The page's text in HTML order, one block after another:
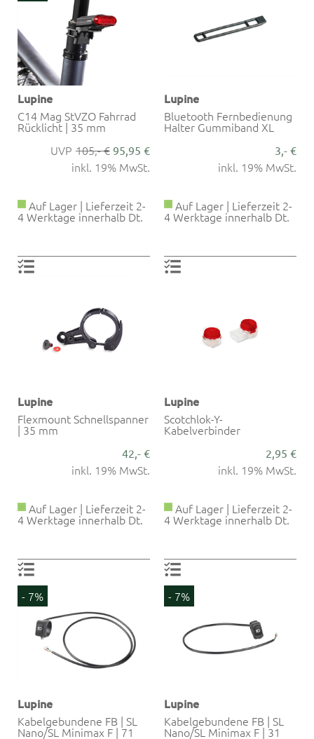
Lupine
C14 Mag StVZO Fahrrad
Rücklicht | 35 mm
105,- € 95,95 €
inkl. 19% MwSt.
Auf Lager | Lieferzeit 2-
4 Werktage innerhalb Dt.
Lupine
Bluetooth Fernbedienung
Halter Gummiband XL
3,- €
inkl. 19% MwSt.
Auf Lager | Lieferzeit 2-
4 Werktage innerhalb Dt.
Lupine
Flexmount Schnellspanner
| 35 mm
42,- €
inkl. 19% MwSt.
Auf Lager | Lieferzeit 2-
4 Werktage innerhalb Dt.
Lupine
Scotchlok-Y-
Kabelverbinder
2,95 €
inkl. 19% MwSt.
Auf Lager | Lieferzeit 2-
4 Werktage innerhalb Dt.
- 7%
Lupine
Kabelgebundene FB | SL
Nano/SL Minimax F | 71
- 7%
Lupine
Kabelgebundene FB | SL
Nano/SL Minimax F | 31